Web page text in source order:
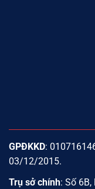
GPĐKKD:
03/12/2015.
Trụ sở chính: Số